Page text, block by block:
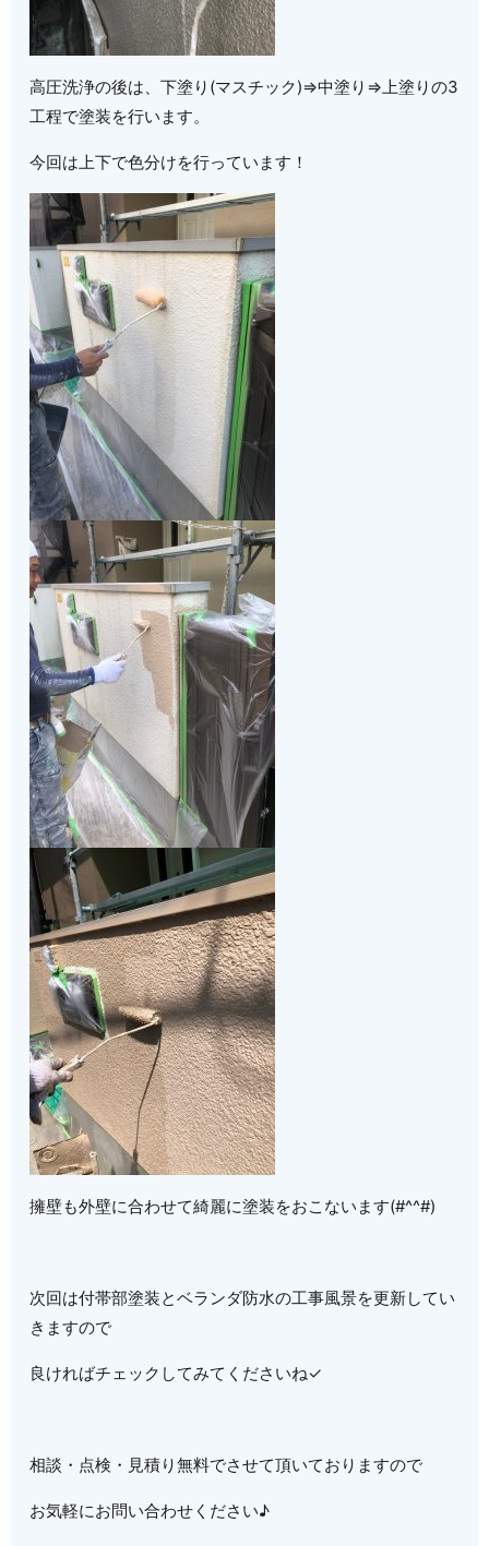
高圧洗浄の後は、下塗り(マスチック)⇒中塗り⇒上塗りの3
工程で塗装を行います。
今回は上下で色分けを行っています！
擁壁も外壁に合わせて綺麗に塗装をおこないます(#^^#)
次回は付帯部塗装とベランダ防水の工事風景を更新してい
きますので
良ければチェックしてみてくださいね✓
相談・点検・見積り無料でさせて頂いておりますので
お気軽にお問い合わせください♪